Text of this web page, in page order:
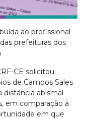
ao profissional
prefeituras dos
CE solicitou
de Campos Sales
distância abismal
em comparação à
em que